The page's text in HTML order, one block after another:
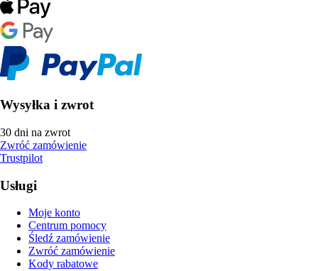
Wysyłka i zwrot
30 dni na zwrot
Zwróć zamówienie
Trustpilot
Usługi
Moje konto
Centrum pomocy
Śledź zamówienie
Zwróć zamówienie
Kody rabatowe